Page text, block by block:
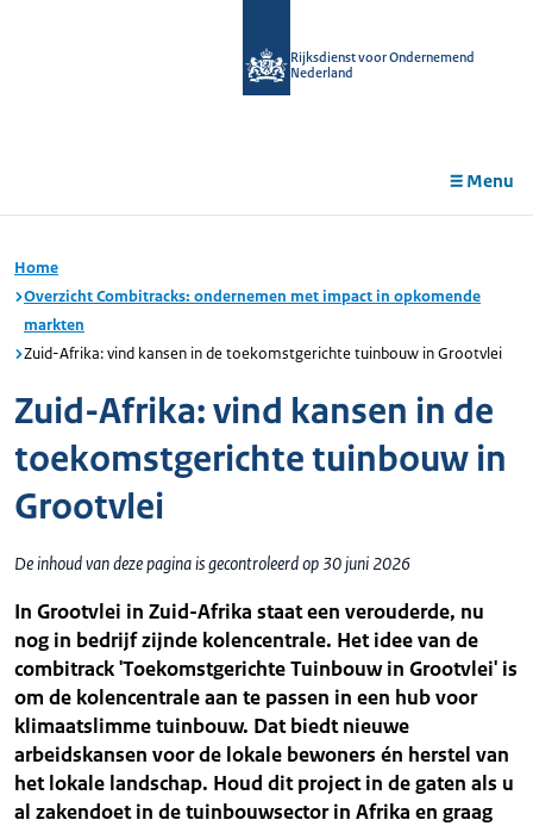
Rijksdienst voor Ondernemend
Nederland
Menu
Home
Overzicht Combitracks: ondernemen met impact in opkomende
markten
Zuid-Afrika: vind kansen in de toekomstgerichte tuinbouw in Grootvlei
Zuid-Afrika: vind kansen in de
toekomstgerichte tuinbouw in
Grootvlei
De inhoud van deze pagina is gecontroleerd op 30 juni 2026
In Grootvlei in Zuid-Afrika staat een verouderde, nu
nog in bedrijf zijnde kolencentrale. Het idee van de
combitrack 'Toekomstgerichte Tuinbouw in Grootvlei' is
om de kolencentrale aan te passen in een hub voor
klimaatslimme tuinbouw. Dat biedt nieuwe
arbeidskansen voor de lokale bewoners én herstel van
het lokale landschap. Houd dit project in de gaten als u
al zakendoet in de tuinbouwsector in Afrika en graag